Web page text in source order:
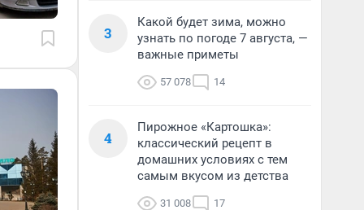
3
Какой будет зима, можно
узнать по погоде 7 августа, —
важные приметы
57 078 14
4
Пирожное «Картошка»:
классический рецепт в
домашних условиях с тем
самым вкусом из детства
31 008 17